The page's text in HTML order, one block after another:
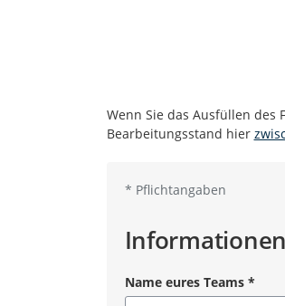
Wenn Sie das Ausfüllen des
Bearbeitungsstand hier
* Pflichtangaben
Name eures Teams*